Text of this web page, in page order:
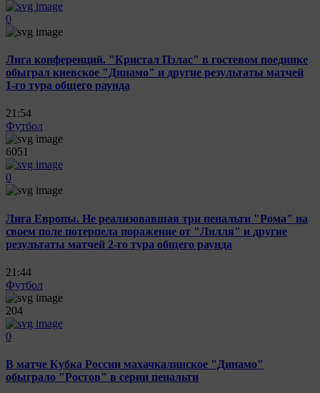
0
Лига конференций. "Кристал Пэлас" в гостевом поединке
обыграл киевское "Динамо" и другие результаты матчей
1-го тура общего раунда
21:54
Футбол
6051
0
Лига Европы. Не реализовавшая три пенальти "Рома" на
своем поле потерпела поражение от "Лилля" и другие
результаты матчей 2-го тура общего раунда
21:44
Футбол
204
0
В матче Кубка России махачкалинское "Динамо"
обыграло "Ростов" в серии пенальти